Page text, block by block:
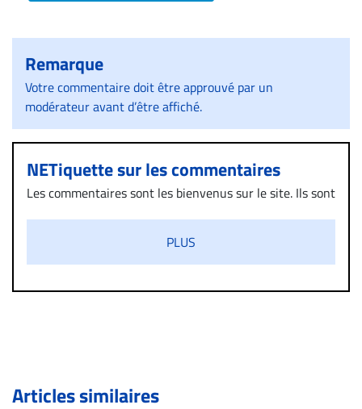
Remarque
Votre commentaire doit être approuvé par un
modérateur avant d’être affiché.
NETiquette sur les commentaires
Les commentaires sont les bienvenus sur le site. Ils sont
diffamatoire. Si malgré cette politique de modération,
un commentaire publié sur le site vous dérange, prenez
immédiatement contact par courriel (info@droit-
de validation, un droit de réponse.
PLUS
Articles similaires